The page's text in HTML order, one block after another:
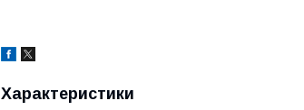
Характеристики